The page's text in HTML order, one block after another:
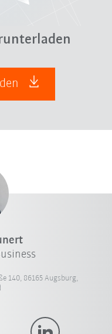
140, 86165 Augsburg,